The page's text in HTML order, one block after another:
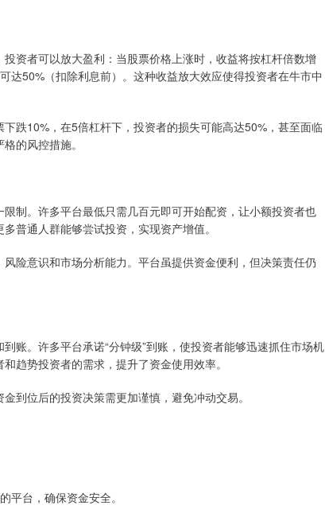
资者可以放大盈利：当股票价格上涨时，收益将按杠杆倍数增
达50%（扣除利息前）。这种收益放大效应使得投资者在牛市中
跌10%，在5倍杠杆下，投资者的损失可能高达50%，甚至面临
的风控措施。
制。许多平台最低只需几百元即可开始配资，让小额投资者也
普通人群能够尝试投资，实现资产增值。
险意识和市场分析能力。平台虽提供资金便利，但决策责任仍
账。许多平台承诺“分钟级”到账，使投资者能够迅速抓住市场机
趋势投资者的需求，提升了资金使用效率。
到位后的投资决策需更加谨慎，避免冲动交易。
平台，确保资金安全。